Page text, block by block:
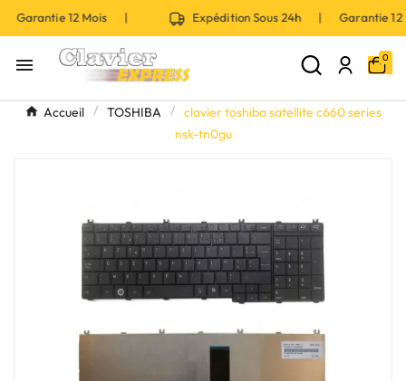
Garantie 12 Mois | Expédition Sous 24h | Garantie
 0
Accueil TOSHIBA
clavier toshiba satellite c660 series
nsk-tn0gu